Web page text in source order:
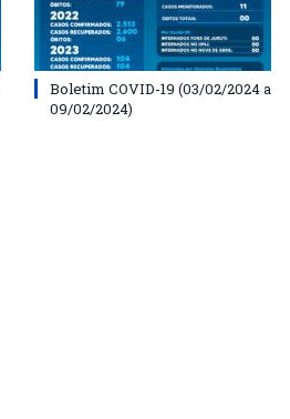
Boletim COVID-19 (03/02/2024 a
09/02/2024)